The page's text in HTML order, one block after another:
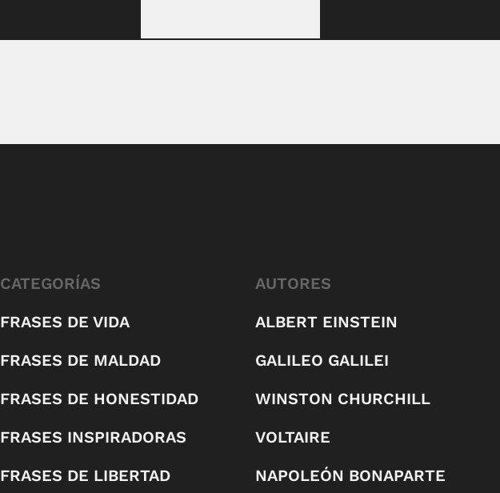
CATEGORÍAS
FRASES DE VIDA
FRASES DE MALDAD
FRASES DE HONESTIDAD
FRASES INSPIRADORAS
FRASES DE LIBERTAD
AUTORES
ALBERT EINSTEIN
GALILEO GALILEI
WINSTON CHURCHILL
VOLTAIRE
NAPOLEÓN BONAPARTE